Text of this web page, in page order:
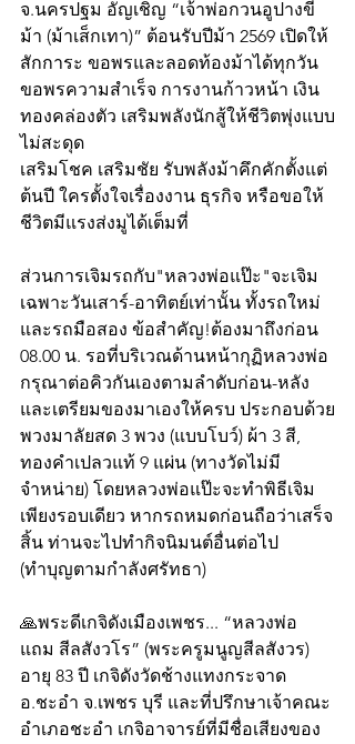
จ.นครปฐม อัญเชิญ “เจ้าพ่อกวนอูปางขี่
ม้า (ม้าเส็กเทา)” ต้อนรับปีม้า 2569 เปิดให้
สักการะ ขอพรและลอดท้องม้าได้ทุกวัน
ขอพรความสำเร็จ การงานก้าวหน้า เงิน
ทองคล่องตัว เสริมพลังนักสู้ให้ชีวิตพุ่งแบบ
ไม่สะดุด
เสริมโชค เสริมชัย รับพลังม้าคึกคักตั้งแต่
ต้นปี ใครตั้งใจเรื่องงาน ธุรกิจ หรือขอให้
ชีวิตมีแรงส่งมูได้เต็มที่
ส่วนการเจิมรถกับ"หลวงพ่อแป๊ะ"จะเจิม
เฉพาะวันเสาร์-อาทิตย์เท่านั้น ทั้งรถใหม่
และรถมือสอง ข้อสำคัญ!ต้องมาถึงก่อน
08.00 น. รอที่บริเวณด้านหน้ากุฏิหลวงพ่อ
กรุณาต่อคิวกันเองตามลำดับก่อน-หลัง
และเตรียมของมาเองให้ครบ ประกอบด้วย
พวงมาลัยสด 3 พวง (แบบโบว์) ผ้า 3 สี,
ทองคำเปลวแท้ 9 แผ่น (ทางวัดไม่มี
จำหน่าย) โดยหลวงพ่อแป๊ะจะทำพิธีเจิม
เพียงรอบเดียว หากรถหมดก่อนถือว่าเสร็จ
สิ้น ท่านจะไปทำกิจนิมนต์อื่นต่อไป
(ทำบุญตามกำลังศรัทธา)
🙏พระดีเกจิดังเมืองเพชร... “หลวงพ่อ
แถม สีลสังวโร” (พระครูมนูญสีลสังวร)
อายุ 83 ปี เกจิดังวัดช้างแทงกระจาด
อ.ชะอำ จ.เพชร บุรี และที่ปรึกษาเจ้าคณะ
อำเภอชะอำ เกจิอาจารย์ที่มีชื่อเสียงของ